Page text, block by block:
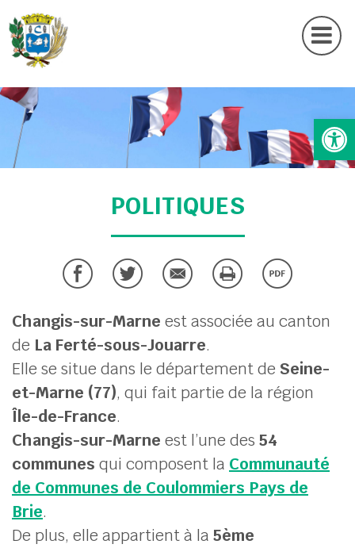
( MA MAIRIE )
( MES SERVICES )
( MA COMMUNE )
ActuContactez nous
POLITIQUES
Changis-sur-Marne est associée au canton
de La Ferté-sous-Jouarre.
Elle se situe dans le département de Seine-
et-Marne (77), qui fait partie de la région
Île-de-France.
Changis-sur-Marne est l’une des 54
communes qui composent la Communauté
de Communes de Coulommiers Pays de
Brie.
De plus, elle appartient à la 5ème